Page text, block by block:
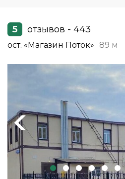
5 отзывов - 443
ост. «Магазин Поток» 89 м
Previous